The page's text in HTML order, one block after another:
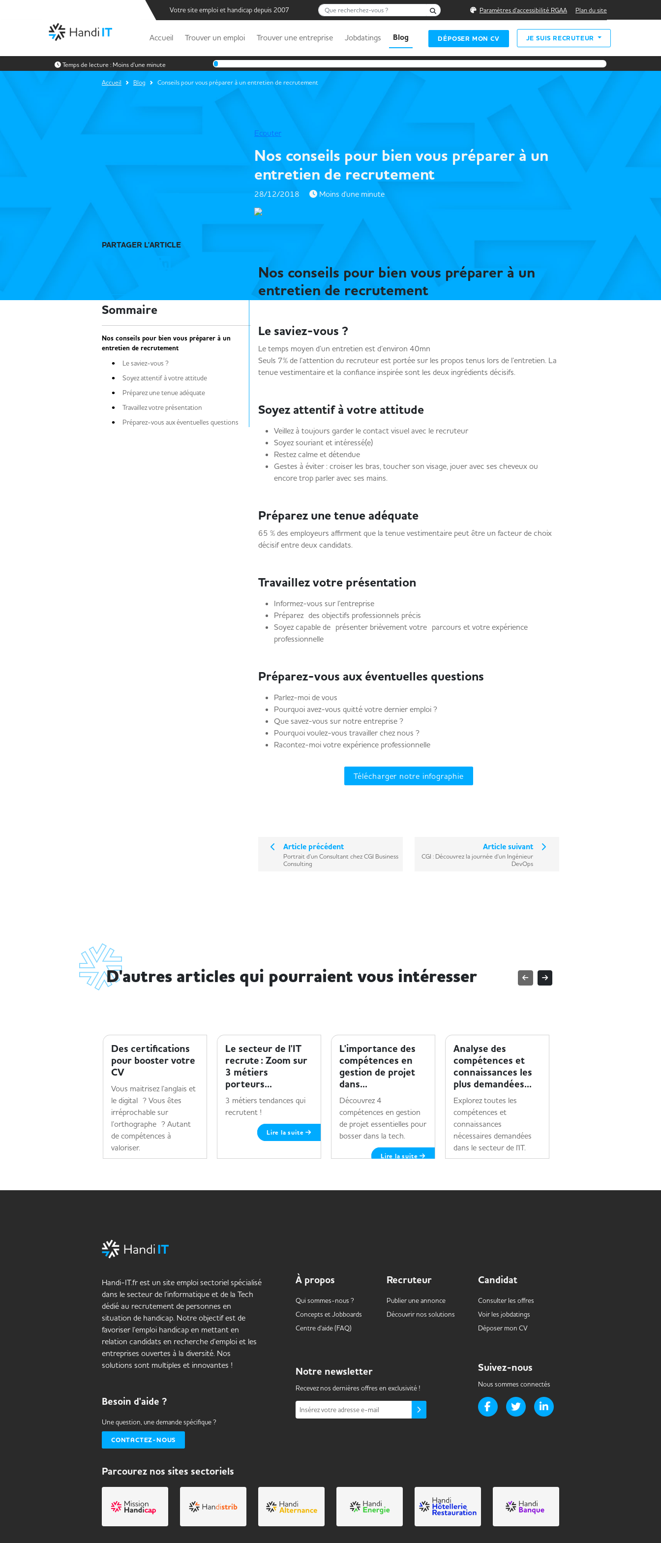
Votre site emploi et handicap depuis 2007 Que recherchez-vous ? Rechercher Paramètres d'accessibilité RGAA Plan du site
Accueil Trouver un emploi Trouver une entreprise Jobdatings Blog DÉPOSER MON CV JE SUIS RECRUTEUR
Temps de lecture : Moins d'une minute
Accueil Blog Conseils pour vous préparer à un entretien de recrutement
Ecouter
Nos conseils pour bien vous préparer à un
entretien de recrutement
28/12/2018 Moins d'une minute
PARTAGER L'ARTICLE
Sommaire
Nos conseils pour bien vous préparer à un
entretien de recrutement
Le saviez-vous ?
Soyez attentif à votre attitude
Préparez une tenue adéquate
Travaillez votre présentation
Préparez-vous aux éventuelles questions
Nos conseils pour bien vous préparer à un
entretien de recrutement
Le saviez-vous ?
Le temps moyen d’un entretien est d’environ 40mn
Seuls 7% de l’attention du recruteur est portée sur les propos tenus lors de l’entretien. La
tenue vestimentaire et la confiance inspirée sont les deux ingrédients décisifs.
Soyez attentif à votre attitude
Veillez à toujours garder le contact visuel avec le recruteur
Soyez souriant et intéressé(e)
Restez calme et détendue
Gestes à éviter : croiser les bras, toucher son visage, jouer avec ses cheveux ou
encore trop parler avec ses mains.
Préparez une tenue adéquate
65 % des employeurs affirment que la tenue vestimentaire peut être un facteur de choix
décisif entre deux candidats.
Travaillez votre présentation
Informez-vous sur l’entreprise
Préparez des objectifs professionnels précis
Soyez capable de présenter brièvement votre parcours et votre expérience
professionnelle
Préparez-vous aux éventuelles questions
Parlez-moi de vous
Pourquoi avez-vous quitté votre dernier emploi ?
Que savez-vous sur notre entreprise ?
Pourquoi voulez-vous travailler chez nous ?
Racontez-moi votre expérience professionnelle
Télécharger notre infographie
Article précédent
Portrait d'un Consultant chez CGI Business
Consulting
Article suivant
CGI : Découvrez la journée d'un Ingénieur
DevOps
D'autres articles qui pourraient vous intéresser
Des certifications
pour booster votre
CV
Vous maitrisez l’anglais et
le digital ? Vous êtes
irréprochable sur
l’orthographe ? Autant
de compétences à
valoriser.
Le secteur de l'IT
recrute : Zoom sur
3 métiers
porteurs...
3 métiers tendances qui
recrutent !
Lire la suite
L'importance des
compétences en
gestion de projet
dans...
Découvrez 4
compétences en gestion
de projet essentielles pour
bosser dans la tech.
Lire la suite
Analyse des
compétences et
connaissances les
plus demandées...
Explorez toutes les
compétences et
connaissances
nécessaires demandées
dans le secteur de l'IT.
Handi-IT.fr est un site emploi sectoriel spécialisé
dans le secteur de l’informatique et de la Tech
dédié au recrutement de personnes en
situation de handicap. Notre objectif est de
favoriser l’emploi handicap en mettant en
relation candidats en recherche d’emploi et les
entreprises ouvertes à la diversité. Nos
solutions sont multiples et innovantes !
Besoin d'aide ?
Une question, une demande spécifique ?
CONTACTEZ-NOUS
À propos
Qui sommes-nous ?
Concepts etJobboards
Centre d'aide (FAQ)
Recruteur
Publier une annonce
Découvrir nos solutions
Candidat
Consulter les offres
Voir les jobdatings
Déposer mon CV
Notre newsletter
Recevez nos dernières offres en exclusivité !
Insérez votre adresse e-mail
Suivez-nous
Nous sommes connectés
Page Facebook de Handi-it
Page Twitter de Handi-it
Parcourez nos sites sectoriels